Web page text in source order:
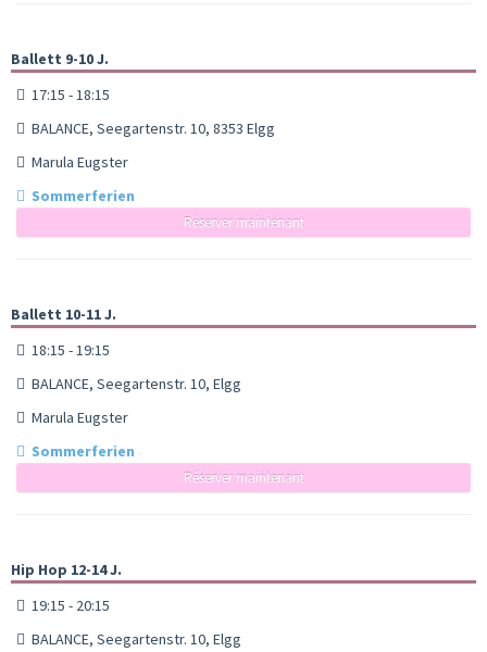
Ballett 9-10 J.
17:15 - 18:15
BALANCE, Seegartenstr. 10, 8353 Elgg
Marula Eugster
Sommerferien
Réserver maintenant
Ballett 10-11 J.
18:15 - 19:15
BALANCE, Seegartenstr. 10, Elgg
Marula Eugster
Sommerferien
Réserver maintenant
Hip Hop 12-14 J.
19:15 - 20:15
BALANCE, Seegartenstr. 10, Elgg